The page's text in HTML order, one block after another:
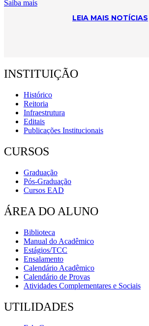
Saiba mais
LEIA MAIS NOTÍCIAS
INSTITUIÇÃO
Histórico
Reitoria
Infraestrutura
Editais
Publicações Institucionais
CURSOS
Graduação
Pós-Graduação
Cursos EAD
ÁREA DO ALUNO
Biblioteca
Manual do Acadêmico
Estágios/TCC
Ensalamento
Calendário Acadêmico
Calendário de Provas
Atividades Complementares e Sociais
UTILIDADES